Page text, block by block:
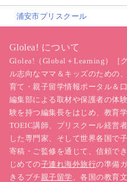
浦安市プリスクール
Glolea! について
Glolea!（Global＋Learning）［
ル志向なママ＆キッズのための
育て・親子留学情報ポータル＆
編集部による取材や保護者の体
験を持つ編集長をはじめ、教育
TOEIC講師、プリスクール経営
した専門家、そして世界各国で
寄稿・ご監修を通じて、信頼で
じめての子連れ海外旅行の準備
きるプチ 親子留学 、各国の教育